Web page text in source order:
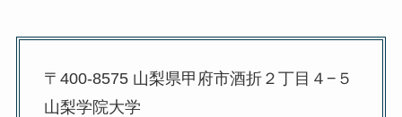
〒400-8575 山梨県甲府市酒折２丁目４−５
山梨学院大学